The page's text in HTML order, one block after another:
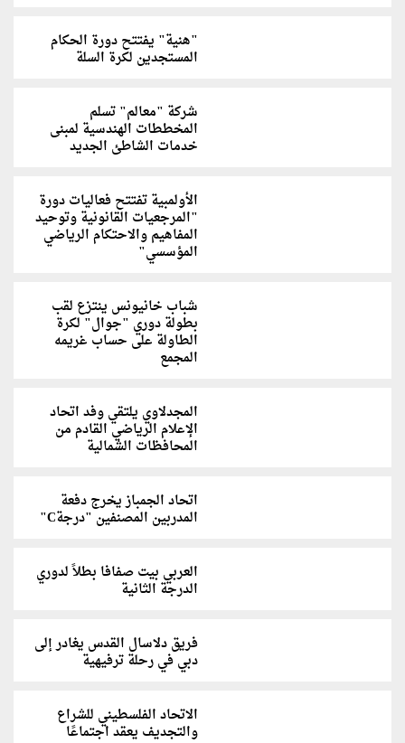
"هنية" يفتتح دورة الحكام
المستجدين لكرة السلة
شركة "معالم" تسلم
المخططات الهندسية لمبنى
خدمات الشاطئ الجديد
الأولمبية تفتتح فعاليات دورة
"المرجعيات القانونية وتوحيد
المفاهيم والاحتكام الرياضي
المؤسسي"
شباب خانيونس ينتزع لقب
بطولة دوري "جوال" لكرة
الطاولة على حساب غريمه
المجمع
المجدلاوي يلتقي وفد اتحاد
الإعلام الرياضي القادم من
المحافظات الشمالية
اتحاد الجمباز يخرج دفعة
المدربين المصنفين "درجةC"
العربي بيت صفافا بطلاً لدوري
الدرجة الثانية
فريق دلاسال القدس يغادر إلى
دبي في رحلة ترفيهية
الاتحاد الفلسطيني للشراع
والتجديف يعقد اجتماعًا